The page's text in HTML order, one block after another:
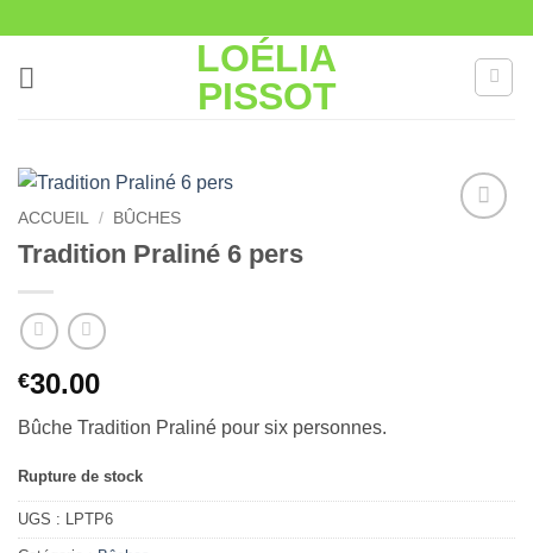
contenu
LOÉLIA
PISSOT
ACCUEIL / BÛCHES
Tradition Praliné 6 pers
€30.00
Bûche Tradition Praliné pour six personnes.
Rupture de stock
UGS : LPTP6